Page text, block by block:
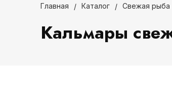
Главная Каталог Свежая рыба
Кальмары